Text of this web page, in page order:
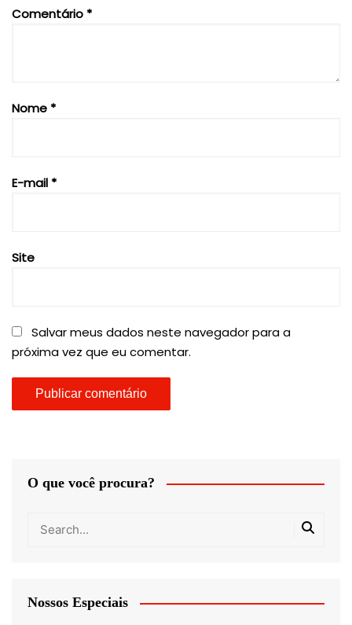
Comentário *
Nome *
E-mail *
Site
Salvar meus dados neste navegador para a
próxima vez que eu comentar.
O que você procura?
Nossos Especiais